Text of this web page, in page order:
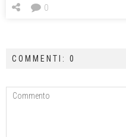
0
COMMENTI: 0